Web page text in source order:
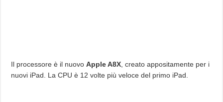
Il processore è il nuovoApple A8X , creato appositamente per i
nuovi iPad. La CPU è 12 volte più veloce del primo iPad.